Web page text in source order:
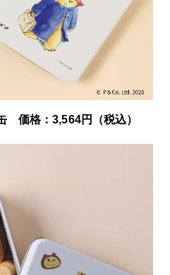
価格：3,564円（税込）